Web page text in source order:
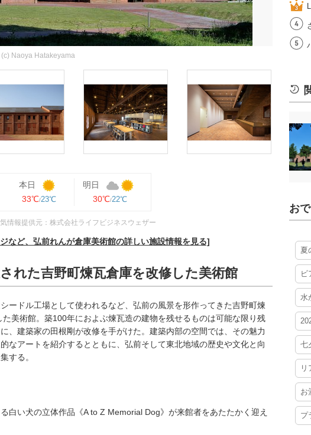
(c) Naoya Hatakeyama
本日
33℃ 23℃
明日
30℃ 22℃
情報提供元：株式会社ライフビジネスウェザー
など、弘前れんが倉庫美術館の詳しい施設情報を見る]
れた吉野町煉瓦倉庫を改修した美術館
ードル工場として使われるなど、弘前の風景を形作ってきた吉野町煉
美術館。築100年におよぶ煉瓦造の建物を残せるものは可能な限り残
、建築家の田根剛が改修を手がけた。建築内部の空間では、その魅力
なアートを紹介するとともに、弘前そして東北地域の歴史や文化と向
する。
白い犬の立体作品《A to Z Memorial Dog》が来館者をあたたかく迎え
お
夏
ビ
水
七
リ
お
プ